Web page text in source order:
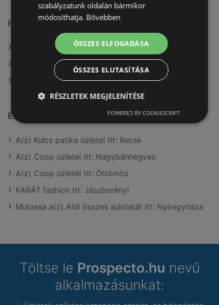
Hasonló kiskereskedők
A(z) Bauhaus ajánlatai
A(z) JYSK ajánlatai
A(z) Praktiker ajánlatai
Érdeklődésre számot tartó elemek itt:
A(z) Kulcs patika üzletei itt: Recsk
A(z) Coop üzletei itt: Nagybánhegyes
A(z) Coop üzletei itt: Öttömös
KARÁT fashion itt: Jászberényi
Mutassa a(z) Aldi összes ajánlatát itt: Nyíregyháza
Töltse le Prospecto.hu nevű
alkalmazásunkat:
szabályzatunk oldalán bármikor
módosíthatja. Bővebben
ÖSSZES ELFOGADÁSA
ÖSSZES ELUTASÍTÁSA
RÉSZLETEK MEGJELENÍTÉSE
POWERED BY COOKIESCRIPT